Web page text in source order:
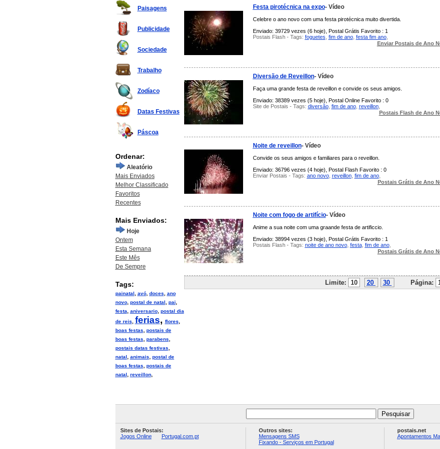
Paisagens
Publicidade
Sociedade
Trabalho
Zodíaco
Datas Festivas
Páscoa
Ordenar:
Aleatório
Mais Enviados
Melhor Classificado
Favoritos
Recentes
Mais Enviados:
Hoje
Ontem
Esta Semana
Este Mês
De Sempre
Tags:
painatal avó, doces
ano
novo, postal de natal pai
festa
aniversario, postal dia
de reis
ferias, flores
boas festas
postais de
boas festas
parabens
postais datas festivas
natal
animais
postal de
boas festas
postais de
natal
reveillon,
Festa pirotécnica na expo- Vídeo
Celebre o ano novo com uma festa pirotécnica muito divertida.
Enviado: 39729 vezes (6 hoje), Postal Grátis Favorito : 1
Postais Flash - Tags: foguetes fim de ano, festa fim ano,
Enviar Postais de Ano
Diversão de Reveillon- Vídeo
Faça uma grande festa de reveillon e convide os seus amigos.
Enviado: 38389 vezes (5 hoje), Postal Online Favorito : 0
Site de Postais - Tags: diversão, fim de ano, reveillon,
Postais Flash de Ano
Noite de reveillon- Vídeo
Convide os seus amigos e familiares para o reveillon.
Enviado: 36796 vezes (4 hoje), Postal Flash Favorito : 0
Enviar Postais - Tags: ano novo, reveillon, fim de ano,
Postais Grátis de Ano
Noite com fogo de artifício- Vídeo
Anime a sua noite com uma graande festa de artificcio.
Enviado: 38994 vezes (3 hoje), Postal Grátis Favorito : 1
Postais Flash - Tags: noite de ano novo, festa, fim de ano,
Postais Grátis de Ano
Limite: 10 20 30 Página:
Sites de Postais:
Jogos Online
Portugal.com.pt
Outros sites:
Mensagens SMS
Fixando - Serviços em Portugal
postais.net
Apontamentos